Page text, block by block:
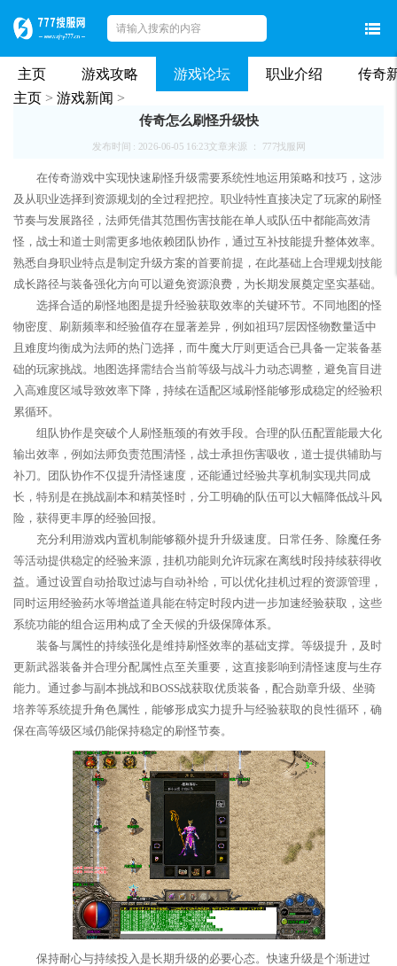
主页 游戏攻略 游戏论坛 职业介绍
传奇
主页 > 游戏新闻 >
传奇怎么刷怪升级快
发布时间 : 2026-06-05 16:23文章来源 ： 777找服网
在传奇游戏中实现快速刷怪升级需要系统性地运用策略和技巧，这涉
及从职业选择到资源规划的全过程把控。职业特性直接决定了玩家的刷怪
节奏与发展路径，法师凭借其范围伤害技能在单人或队伍中都能高效清
怪，战士和道士则需更多地依赖团队协作，通过互补技能提升整体效率。
熟悉自身职业特点是制定升级方案的首要前提，在此基础上合理规划技能
成长路径与装备强化方向可以避免资源浪费，为长期发展奠定坚实基础。
选择合适的刷怪地图是提升经验获取效率的关键环节。不同地图的怪
物密度、刷新频率和经验值存在显著差异，例如祖玛7层因怪物数量适中
且难度均衡成为法师的热门选择，而牛魔大厅则更适合已具备一定装备基
础的玩家挑战。地图选择需结合当前等级与战斗力动态调整，避免盲目进
入高难度区域导致效率下降，持续在适配区域刷怪能够形成稳定的经验积
累循环。
组队协作是突破个人刷怪瓶颈的有效手段。合理的队伍配置能最大化
输出效率，例如法师负责范围清怪，战士承担伤害吸收，道士提供辅助与
补刀。团队协作不仅提升清怪速度，还能通过经验共享机制实现共同成
长，特别是在挑战副本和精英怪时，分工明确的队伍可以大幅降低战斗风
险，获得更丰厚的经验回报。
充分利用游戏内置机制能够额外提升升级速度。日常任务、除魔任务
等活动提供稳定的经验来源，挂机功能则允许玩家在离线时段持续获得收
益。通过设置自动拾取过滤与自动补给，可以优化挂机过程的资源管理，
同时运用经验药水等增益道具能在特定时段内进一步加速经验获取，这些
系统功能的组合运用构成了全天候的升级保障体系。
装备与属性的持续强化是维持刷怪效率的基础支撑。等级提升，及时
更新武器装备并合理分配属性点至关重要，这直接影响到清怪速度与生存
能力。通过参与副本挑战和BOSS战获取优质装备，配合勋章升级、坐骑
培养等系统提升角色属性，能够形成实力提升与经验获取的良性循环，确
保在高等级区域仍能保持稳定的刷怪节奏。
保持耐心与持续投入是长期升级的必要心态。快速升级是个渐进过